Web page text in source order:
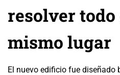
resolver todo
mismo lugar
El nuevo edificio fue diseñado